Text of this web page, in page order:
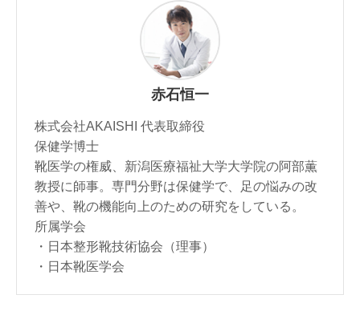
赤石恒一
株式会社AKAISHI 代表取締役
保健学博士
靴医学の権威、新潟医療福祉大学大学院の阿部薫
教授に師事。専門分野は保健学で、足の悩みの改
善や、靴の機能向上のための研究をしている。
所属学会
・日本整形靴技術協会（理事）
・日本靴医学会